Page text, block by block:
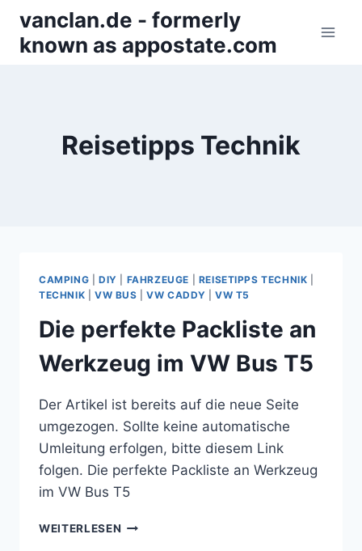
Inhalt
springen
vanclan.de - formerly
known as appostate.com
Reisetipps Technik
CAMPING DIY FAHRZEUGE REISETIPPS TECHNIK
TECHNIK
VW BUS |VW CADDY VW T5
Die perfekte Packliste an
Werkzeug im VW Bus T5
Der Artikel ist bereits auf die neue Seite
umgezogen. Sollte keine automatische
Umleitung erfolgen, bitte diesem Link
folgen. Die perfekte Packliste an Werkzeug
im VW Bus T5
WEITERLESEN DIE